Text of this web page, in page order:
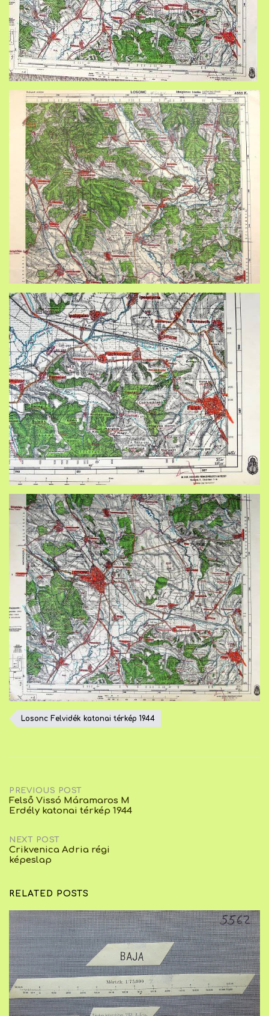
Losonc Felvidék katonai térkép 1944
Post
PREVIOUS POST
Felső Vissó Máramaros M
Erdély katonai térkép 1944
NEXT POST
Crikvenica Adria régi
képeslap
RELATED POSTS